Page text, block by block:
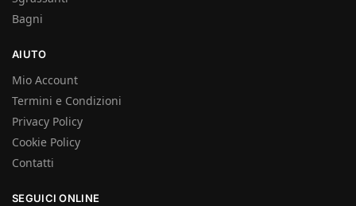
Bagni
AIUTO
Mio Account
Termini e Condizioni
Privacy Policy
Cookie Policy
Contatti
SEGUICI ONLINE